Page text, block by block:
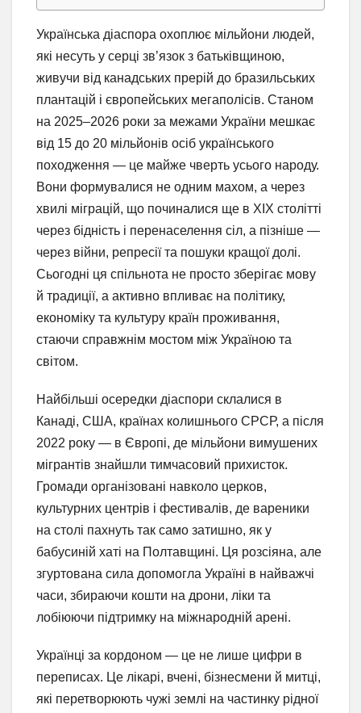
Українська діаспора охоплює мільйони людей,
які несуть у серці зв’язок з батьківщиною,
живучи від канадських прерій до бразильських
плантацій і європейських мегаполісів. Станом
на 2025–2026 роки за межами України мешкає
від 15 до 20 мільйонів осіб українського
походження — це майже чверть усього народу.
Вони формувалися не одним махом, а через
хвилі міграцій, що починалися ще в XIX столітті
через бідність і перенаселення сіл, а пізніше —
через війни, репресії та пошуки кращої долі.
Сьогодні ця спільнота не просто зберігає мову
й традиції, а активно впливає на політику,
економіку та культуру країн проживання,
стаючи справжнім мостом між Україною та
світом.
Найбільші осередки діаспори склалися в
Канаді, США, країнах колишнього СРСР, а після
2022 року — в Європі, де мільйони вимушених
мігрантів знайшли тимчасовий прихисток.
Громади організовані навколо церков,
культурних центрів і фестивалів, де вареники
на столі пахнуть так само затишно, як у
бабусиній хаті на Полтавщині. Ця розсіяна, але
згуртована сила допомогла Україні в найважчі
часи, збираючи кошти на дрони, ліки та
лобіюючи підтримку на міжнародній арені.
Українці за кордоном — це не лише цифри в
переписах. Це лікарі, вчені, бізнесмени й митці,
які перетворюють чужі землі на частинку рідної